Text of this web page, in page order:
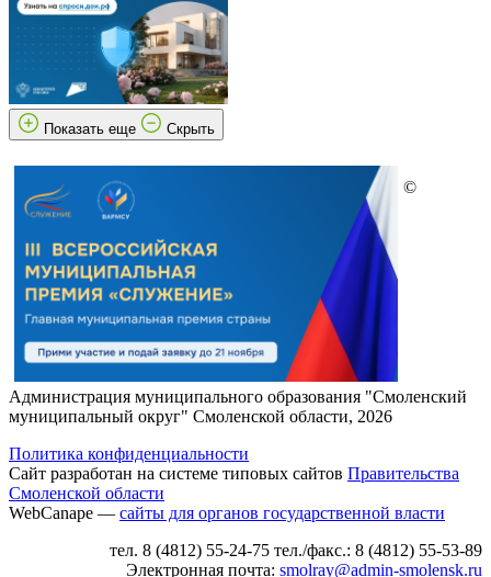
Показать еще Скрыть
©
Администрация муниципального образования "Смоленский
муниципальный округ" Смоленской области, 2026
Политика конфиденциальности
Сайт разработан на системе типовых сайтов Правительства
Смоленской области
WebCanape — сайты для органов государственной власти
тел. 8 (4812) 55-24-75 тел./факс.: 8 (4812) 55-53-89
Электронная почта: smolray@admin-smolensk.ru